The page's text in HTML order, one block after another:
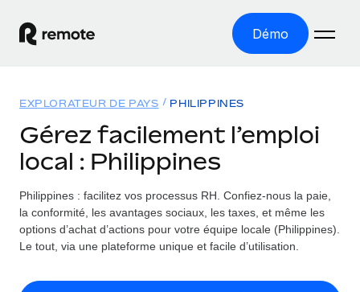
Démo
EMPLOI À L’INTERNATIONAL
Paie multipays
Gérez la paie facilement et en toute conformité
Employer of record
entités
Solutions
COUVERTURE MONDIALE
Explorateur de pays
Toutes les informations sur l’emploi à l’international,
Ressources
OUTILS & CALCULATEURS
Tarification
EXPLORATEUR DE PAYS PHILIPPINES
Gérez facilement l’emploi
local : Philippines
Philippines : facilitez vos processus RH. Confiez-nous la paie,
la conformité, les avantages sociaux, les taxes, et même les
options d’achat d’actions pour votre équipe locale (Philippines).
Le tout, via une plateforme unique et facile d’utilisation.